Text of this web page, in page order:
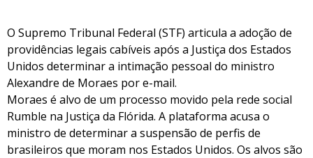
O Supremo Tribunal Federal (STF) articula a adoção de
providências legais cabíveis após a Justiça dos Estados
Unidos determinar a intimação pessoal do ministro
Alexandre de Moraes por e-mail.
Moraes é alvo de um processo movido pela rede social
Rumble na Justiça da Flórida. A plataforma acusa o
ministro de determinar a suspensão de perfis de
brasileiros que moram nos Estados Unidos. Os alvos são